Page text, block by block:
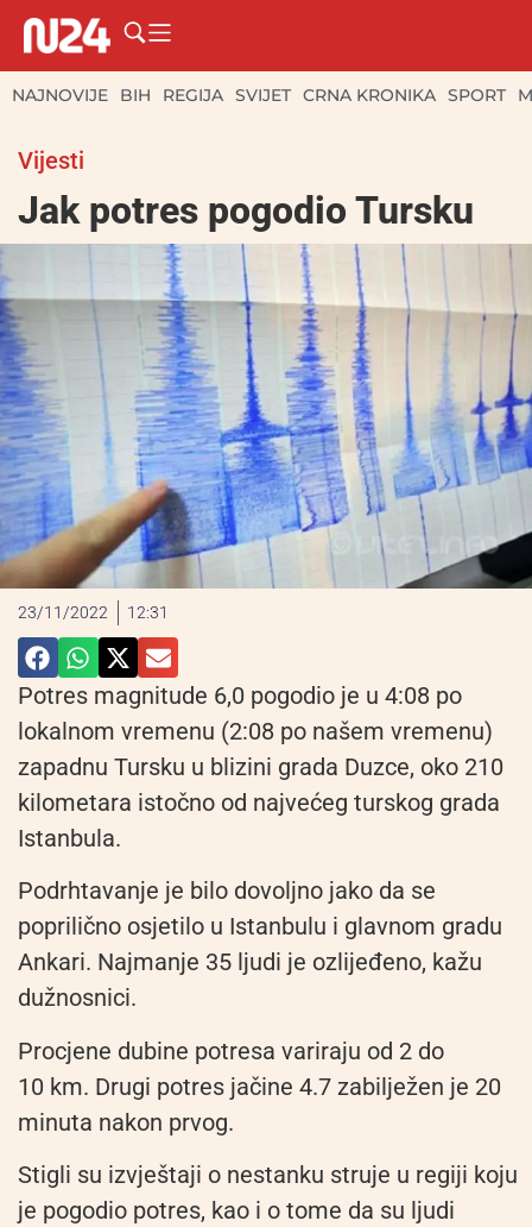
NAJNOVIJE BIH REGIJA SVIJET CRNA KRONIKA SPORT
Vijesti
Jak potres pogodio Tursku
23/11/2022 12:31
Potres magnitude 6,0 pogodio je u 4:08 po
lokalnom vremenu (2:08 po našem vremenu)
zapadnu Tursku u blizini grada Duzce, oko 210
kilometara istočno od najvećeg turskog grada
Istanbula.
Podrhtavanje je bilo dovoljno jako da se
poprilično osjetilo u Istanbulu i glavnom gradu
Ankari. Najmanje 35 ljudi je ozlijeđeno, kažu
dužnosnici.
Procjene dubine potresa variraju od 2 do
10 km. Drugi potres jačine 4.7 zabilježen je 20
minuta nakon prvog.
Stigli su izvještaji o nestanku struje u regiji koju
je pogodio potres, kao i o tome da su ljudi